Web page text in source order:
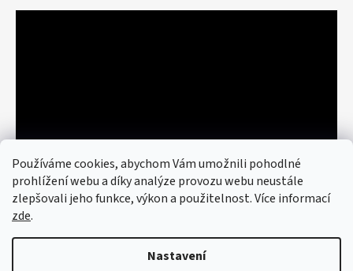
Používáme cookies, abychom Vám umožnili pohodlné
prohlížení webu a díky analýze provozu webu neustále
zlepšovali jeho funkce, výkon a použitelnost. Více informací
zde.
Nastavení